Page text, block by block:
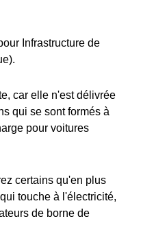
Infrastructure de
car elle n'est délivrée
qui se sont formés à
pour voitures
certains qu'en plus
touche à l'électricité,
de borne de